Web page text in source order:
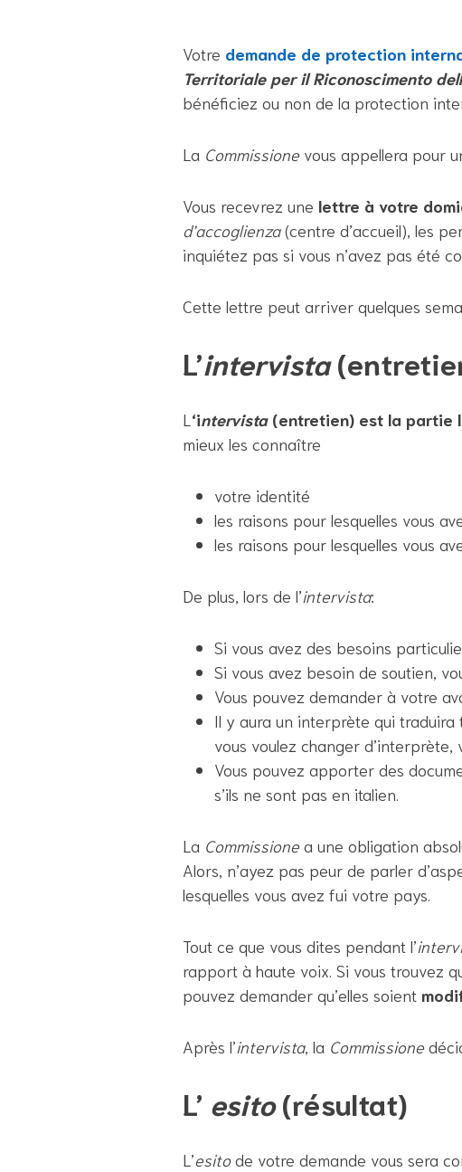
Votre demande de protection
Territoriale per il Riconoscimento
bénéficiez ou non de la protection
La Commissione vous appellera pour
Vous recevrez une lettre à votre
d’accoglienza(centre d’accueil), les
inquiétez pas si vous n’avez pas été
Cette lettre peut arriver quelques
L’intervista
L ‘intervista(entretien) est la partie
mieux les connaître
votre identité
les raisons pour lesquelles vous
les raisons pour lesquelles vous
De plus, lors de l’intervista:
Si vous avez des besoins
Si vous avez besoin de soutien,
Vous pouvez demander à votre
Il y aura un interprète qui traduira
vous voulez changer d’interprète,
Vous pouvez apporter des
s’ils ne sont pas en italien.
La Commissione a une obligation
Alors, n’ayez pas peur de parler
lesquelles vous avez fui votre pays.
Tout ce que vous dites pendant l’
rapport à haute voix. Si vous trouvez
pouvez demander qu’elles soient
Après l’intervista, la Commissione
L’ esito(résultat)
L’esitode votre demande vous sera